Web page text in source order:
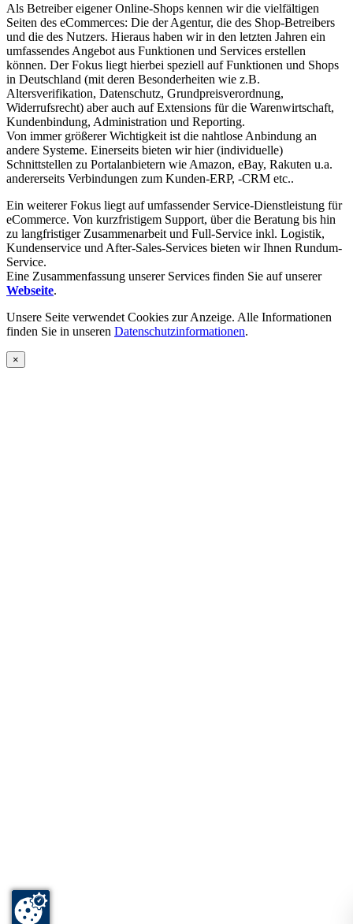
Als Betreiber eigener Online-Shops kennen wir die vielfältigen
Seiten des eCommerces: Die der Agentur, die des Shop-Betreibers
und die des Nutzers. Hieraus haben wir in den letzten Jahren ein
umfassendes Angebot aus Funktionen und Services erstellen
können. Der Fokus liegt hierbei speziell auf Funktionen und Shops
in Deutschland (mit deren Besonderheiten wie z.B.
Altersverifikation, Datenschutz, Grundpreisverordnung,
Widerrufsrecht) aber auch auf Extensions für die Warenwirtschaft,
Kundenbindung, Administration und Reporting.
Von immer größerer Wichtigkeit ist die nahtlose Anbindung an
andere Systeme. Einerseits bieten wir hier (individuelle)
Schnittstellen zu Portalanbietern wie Amazon, eBay, Rakuten u.a.
andererseits Verbindungen zum Kunden-ERP, -CRM etc..
Ein weiterer Fokus liegt auf umfassender Service-Dienstleistung für
eCommerce. Von kurzfristigem Support, über die Beratung bis hin
zu langfristiger Zusammenarbeit und Full-Service inkl. Logistik,
Kundenservice und After-Sales-Services bieten wir Ihnen Rundum-
Service.
Eine Zusammenfassung unserer Services finden Sie auf unserer
Webseite.
Unsere Seite verwendet Cookies zur Anzeige. Alle Informationen
finden Sie in unseren Datenschutzinformationen.
×